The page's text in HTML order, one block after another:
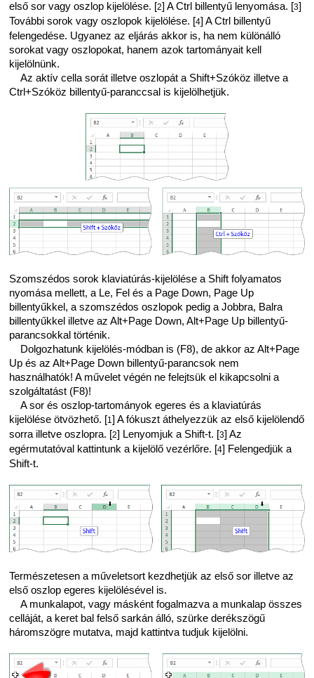
első sor vagy oszlop kijelölése. [2] A Ctrl billentyű lenyomása. [3]
További sorok vagy oszlopok kijelölése. [4] A Ctrl billentyű
felengedése. Ugyanez az eljárás akkor is, ha nem különálló
sorokat vagy oszlopokat, hanem azok tartományait kell
kijelölnünk.
Az aktív cella sorát illetve oszlopát a Shift+Szóköz illetve a
Ctrl+Szóköz billentyű-paranccsal is kijelölhetjük.
Szomszédos sorok klaviatúrás-kijelölése a Shift folyamatos
nyomása mellett, a Le, Fel és a Page Down, Page Up
billentyűkkel, a szomszédos oszlopok pedig a Jobbra, Balra
billentyűkkel illetve az Alt+Page Down, Alt+Page Up billentyű-
parancsokkal történik.
Dolgozhatunk kijelölés-módban is (F8), de akkor az Alt+Page
Up és az Alt+Page Down billentyű-parancsok nem
használhatók! A művelet végén ne felejtsük el kikapcsolni a
szolgáltatást (F8)!
A sor és oszlop-tartományok egeres és a klaviatúrás
kijelölése ötvözhető. [1] A fókuszt áthelyezzük az első kijelölendő
sorra illetve oszlopra. [2] Lenyomjuk a Shift-t. [3] Az
egérmutatóval kattintunk a kijelölő vezérlőre. [4] Felengedjük a
Shift-t.
Természetesen a műveletsort kezdhetjük az első sor illetve az
első oszlop egeres kijelölésével is.
A munkalapot, vagy másként fogalmazva a munkalap összes
celláját, a keret bal felső sarkán álló, szürke derékszögű
háromszögre mutatva, majd kattintva tudjuk kijelölni.